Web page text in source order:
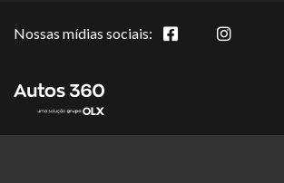
Nossas mídias sociais: